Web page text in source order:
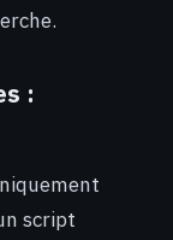
:
script